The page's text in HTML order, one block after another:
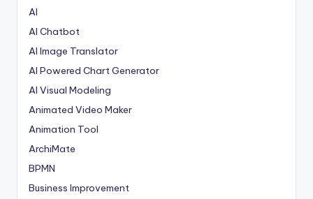
AI
AI Chatbot
AI Image Translator
AI Powered Chart Generator
AI Visual Modeling
Animated Video Maker
Animation Tool
ArchiMate
BPMN
Business Improvement